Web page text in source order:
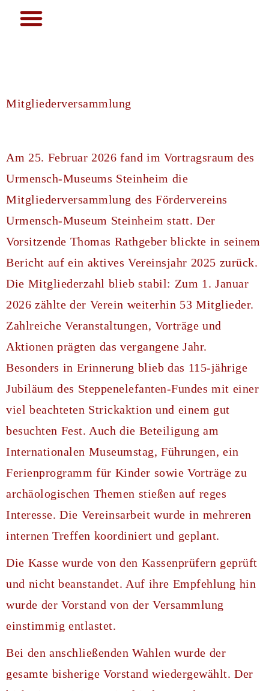
Mitgliederversammlung
Am 25. Februar 2026 fand im Vortragsraum des
Urmensch-Museums Steinheim die
Mitgliederversammlung des Fördervereins
Urmensch-Museum Steinheim statt. Der
Vorsitzende Thomas Rathgeber blickte in seinem
Bericht auf ein aktives Vereinsjahr 2025 zurück.
Die Mitgliederzahl blieb stabil: Zum 1. Januar
2026 zählte der Verein weiterhin 53 Mitglieder.
Zahlreiche Veranstaltungen, Vorträge und
Aktionen prägten das vergangene Jahr.
Besonders in Erinnerung blieb das 115-jährige
Jubiläum des Steppenelefanten-Fundes mit einer
viel beachteten Strickaktion und einem gut
besuchten Fest. Auch die Beteiligung am
Internationalen Museumstag, Führungen, ein
Ferienprogramm für Kinder sowie Vorträge zu
archäologischen Themen stießen auf reges
Interesse. Die Vereinsarbeit wurde in mehreren
internen Treffen koordiniert und geplant.
Die Kasse wurde von den Kassenprüfern geprüft
und nicht beanstandet. Auf ihre Empfehlung hin
wurde der Vorstand von der Versammlung
einstimmig entlastet.
Bei den anschließenden Wahlen wurde der
gesamte bisherige Vorstand wiedergewählt. Der